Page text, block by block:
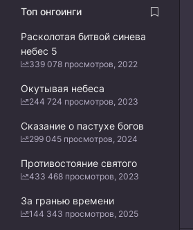
Топ онгоинги
Расколотая битвой синева
небес 5
339 078 просмотров, 2022
Окутывая небеса
244 724 просмотров, 2023
Сказание о пастухе богов
299 045 просмотров, 2024
Противостояние святого
433 468 просмотров, 2023
За гранью времени
144 343 просмотров, 2025